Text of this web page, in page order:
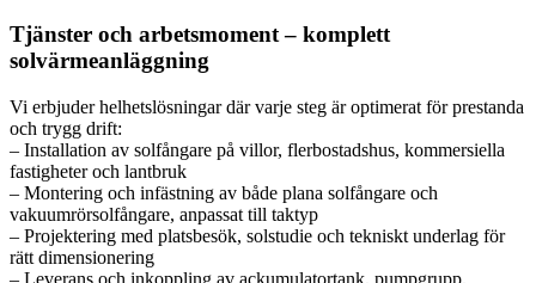
Tjänster och arbetsmoment – komplett
solvärmeanläggning
Vi erbjuder helhetslösningar där varje steg är optimerat för prestanda
och trygg drift:
– Installation av solfångare på villor, flerbostadshus, kommersiella
fastigheter och lantbruk
– Montering och infästning av både plana solfångare och
vakuumrörsolfångare, anpassat till taktyp
– Projektering med platsbesök, solstudie och tekniskt underlag för
rätt dimensionering
– Leverans och inkoppling av ackumulatortank, pumpgrupp,